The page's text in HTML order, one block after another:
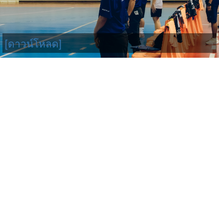
[ดาวน์โหลด]